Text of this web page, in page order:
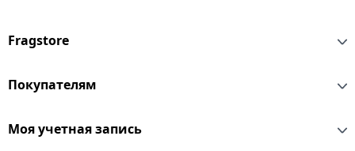
Fragstore
Покупателям
Моя учетная запись